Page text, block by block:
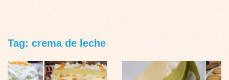
Tag: crema de leche